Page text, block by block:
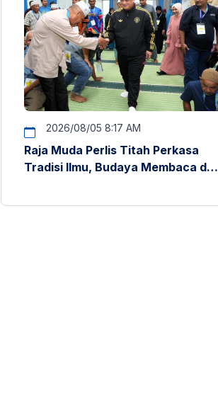
2026/08/05 8:17 AM
Raja Muda Perlis Titah Perkasa
Tradisi Ilmu, Budaya Membaca dan